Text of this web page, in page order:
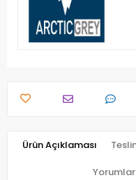
Ürün Açıklaması
Yorumlar